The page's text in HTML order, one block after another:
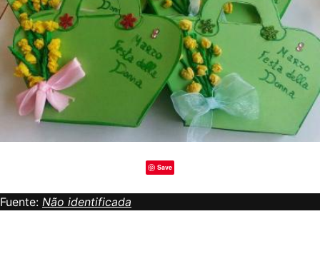
Save
Fuente: Não identificada